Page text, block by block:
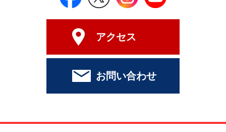
アクセス
お問い合わせ